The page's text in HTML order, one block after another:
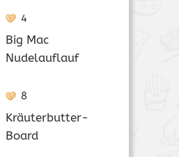
4
Big Mac
Nudelauflauf
8
Kräuterbutter-
Board